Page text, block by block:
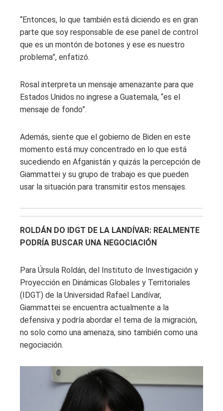
“Entonces, lo que también está diciendo es en gran
parte que soy responsable de ese panel de control
que es un montón de botones y ese es nuestro
problema”, enfatizó.
Rosal interpreta un mensaje amenazante para que
Estados Unidos no ingrese a Guatemala, “es el
mensaje de fondo”.
Además, siente que el gobierno de Biden en este
momento está muy concentrado en lo que está
sucediendo en Afganistán y quizás la percepción de
Giammattei y su grupo de trabajo es que pueden
usar la situación para transmitir estos mensajes.
ROLDÁN DO IDGT DE LA LANDÍVAR: REALMENTE
PODRÍA BUSCAR UNA NEGOCIACIÓN
Para Úrsula Roldán, del Instituto de Investigación y
Proyección en Dinámicas Globales y Territoriales
(IDGT) de la Universidad Rafael Landívar,
Giammattei se encuentra actualmente a la
defensiva y podría abordar el tema de la migración,
no solo como una amenaza, sino también como una
negociación.